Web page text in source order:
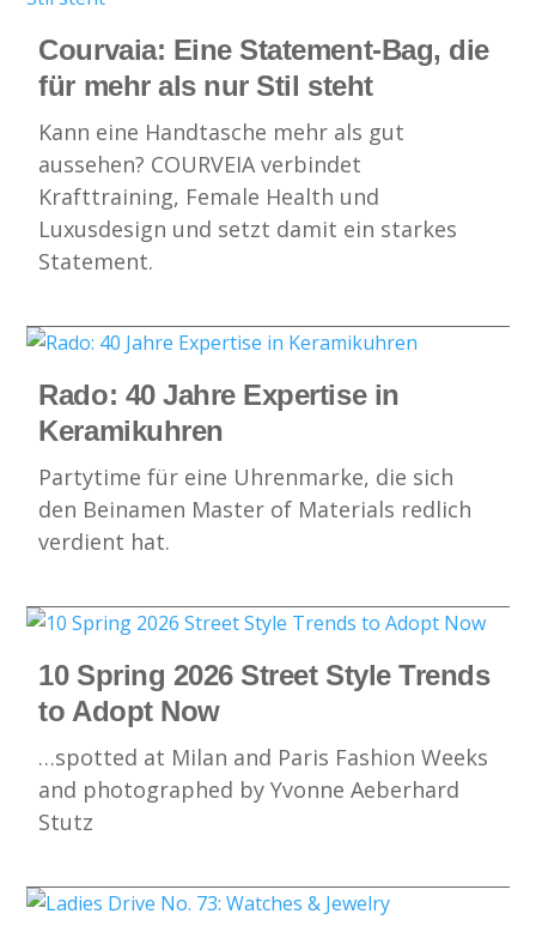
Courvaia: Eine Statement-Bag, die
für mehr als nur Stil steht
Kann eine Handtasche mehr als gut
aussehen? COURVEIA verbindet
Krafttraining, Female Health und
Luxusdesign und setzt damit ein starkes
Statement.
Rado: 40 Jahre Expertise in
Keramikuhren
Partytime für eine Uhrenmarke, die sich
den Beinamen Master of Materials redlich
verdient hat.
10 Spring 2026 Street Style Trends
to Adopt Now
…spotted at Milan and Paris Fashion Weeks
and photographed by Yvonne Aeberhard
Stutz